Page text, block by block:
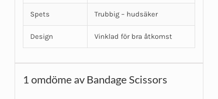
Spets Trubbig – hudsäker
Design Vinklad för bra åtkomst
1 omdöme av Bandage Scissors